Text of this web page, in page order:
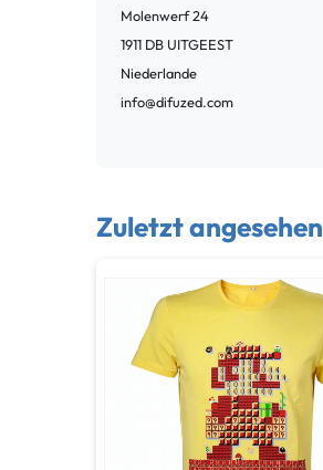
Molenwerf24
1911 DB UITGEEST
Niederlande
info@difuzed.com
Zuletzt angesehen